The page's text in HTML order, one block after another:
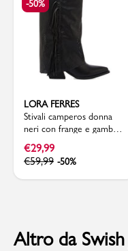
-50%
LORA FERRES
Stivali camperos donna
neri con frange e gambale
traforato Lora Ferres
€29,99
€59,99 -50%
Altro da Swish